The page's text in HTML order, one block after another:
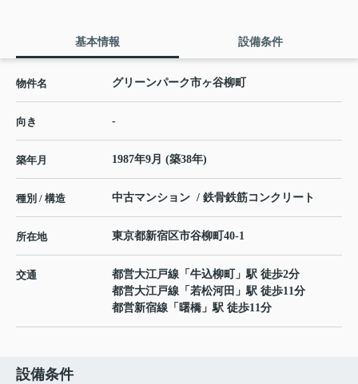
基本情報 設備条件
物件名 グリーンパーク市ヶ谷柳町
向き -
築年月 1987年9月 (築38年)
種別 / 構造 中古マンション / 鉄骨鉄筋コンクリート
所在地 東京都新宿区市谷柳町 40-1
交通 都営大江戸線 「 牛込柳町
」駅 徒歩2分
都営大江戸線 「 若松河田 」駅 徒歩11分
都営新宿線 「 曙橋 」駅 徒歩11分
設備条件